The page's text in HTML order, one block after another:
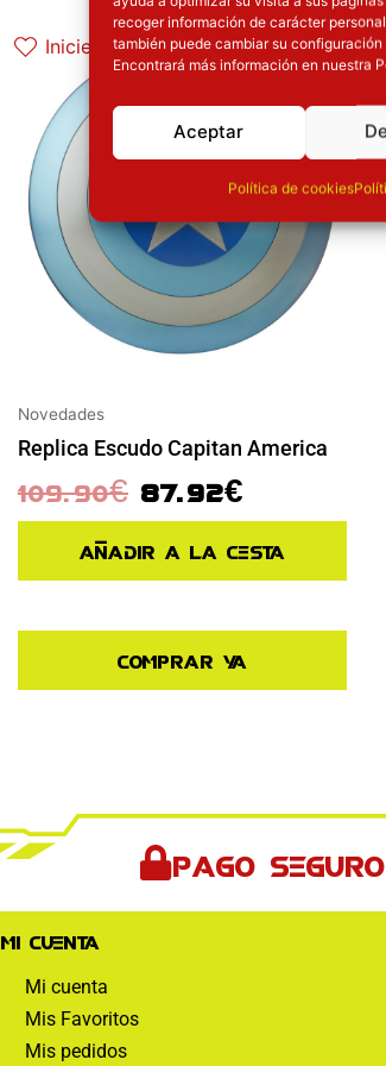
recoger información de carácter
también puede cambiar su configuración
Encontrará más información en nuestra
Aceptar
Política de cookies
Inicie sesión
Novedades
Replica Escudo Capitan America
109.90€
El precio original era: 109.90€.
87.92€
El precio actual es: 87.92€.
Añadir a la cesta
Comprar ya
Pago seguro
Mi cuenta
Mi cuenta
Mis Favoritos
Mis pedidos